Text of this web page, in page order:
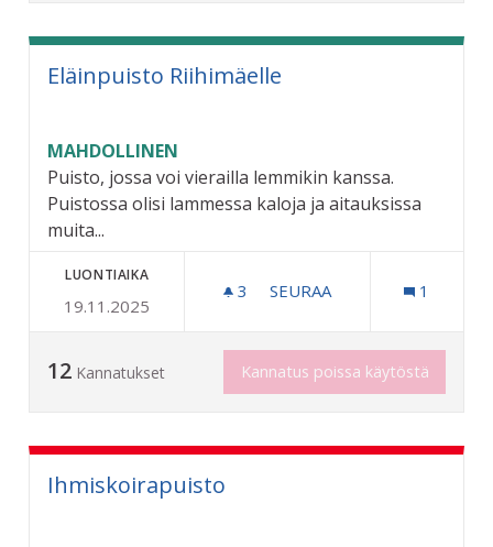
Eläinpuisto Riihimäelle
MAHDOLLINEN
Puisto, jossa voi vierailla lemmikin kanssa.
Puistossa olisi lammessa kaloja ja aitauksissa
muita...
LUONTIAIKA
19.11.2025
3 3 SEURAAJAA
SEURAA 1
12 Kannatukset Kannatus poissa käytöstä
Ihmiskoirapuisto